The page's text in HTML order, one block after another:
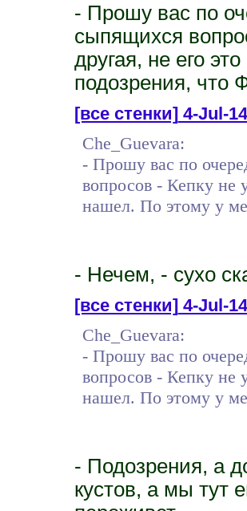
- Прошу вас по
сыпящихся
другая, не его
подозрения, что
[все стенки]4-Jul-
Che_Guevara:
- Прошу вас по
вопросов - Кепку не
нашел. По этому у
- Нечем, - сухо
[все стенки]4-Jul-
Che_Guevara:
- Прошу вас по
вопросов - Кепку не
нашел. По этому у
- Подозрения, а
кустов, а мы тут